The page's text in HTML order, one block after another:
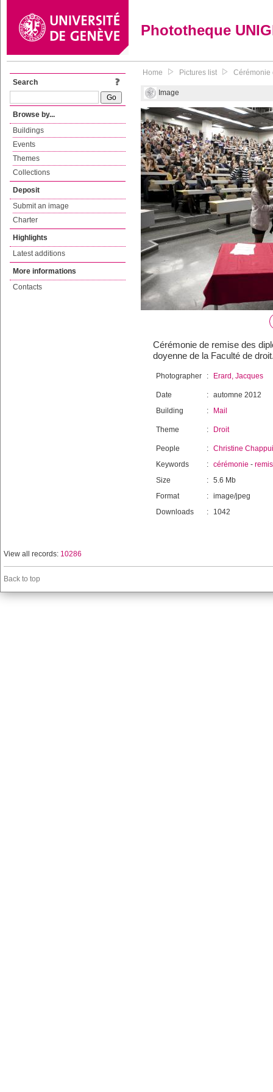
Phototheque
Search
Browse by...
Buildings
Events
Themes
Collections
Deposit
Submit an image
Charter
Highlights
Latest additions
More informations
Contacts
Home Pictures list Cérémonie
Image
Cérémonie de remise des
doyenne de la Faculté de
Photographer : Erard, Jacques
Date : automne 2012
Building
: Mail
Theme : Droit
People : Christine
Keywords
: cérémonie -
Size
: 5.6 Mb
Format
: image/jpeg
Downloads
: 1042
View all records: 10286
Back to top